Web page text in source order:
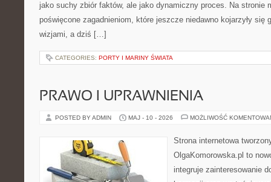
jako suchy zbiór faktów, ale jako dynamiczny proces. Na stronie
poświęcone zagadnieniom, które jeszcze niedawno kojarzyły się
wizjami, a dziś […]
CATEGORIES: PORTY I MARINY ŚWIATA
PRAWO I UPRAWNIENIA
POSTED BY ADMIN MAJ - 10 - 2026 MOŻLIWOŚĆ
Strona internetowa
OlgaKomorowska.pl to
integruje zainteresowanie